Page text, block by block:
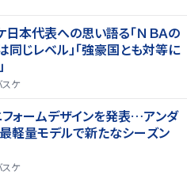
日本代表への思い語る「ＮＢＡの
同じレベル」「強豪国とも対等に
スケ
ォームデザインを発表…アンダ
軽量モデルで新たなシーズン
スケ